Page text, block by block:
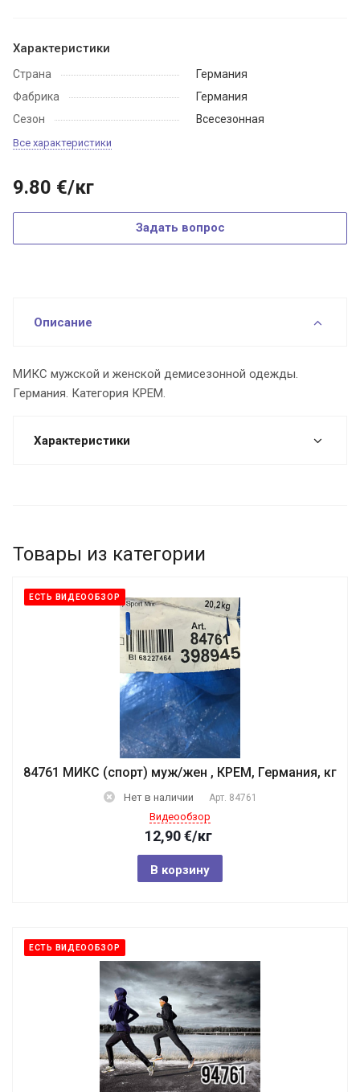
Характеристики
Страна
Германия
Фабрика
Германия
Сезон
Всесезонная
Все характеристики
9.80 €/кг
Задать вопрос
Описание
МИКС мужской и женской демисезонной одежды.
Германия. Категория КРЕМ.
Характеристики
Товары из категории
ЕСТЬ ВИДЕООБЗОР
84761 МИКС (спорт) муж/жен , КРЕМ, Германия, кг
Нет в наличии Арт. 84761
Видеообзор
12,90€/кг
В корзину
ЕСТЬ ВИДЕООБЗОР